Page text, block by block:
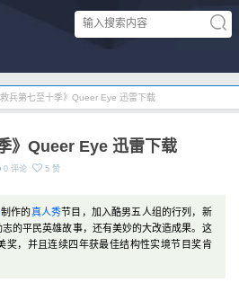
兵第七至十季》Queer Eye 迅雷下载
》Queer Eye 迅雷下载
0 评论 5 赞
制作的真人秀节目，加入酷男五人组的行列，新
的平民英雄故事，还有美妙的大改造成果。这
奖，并且连续四年获最佳结构性实境节目奖肯